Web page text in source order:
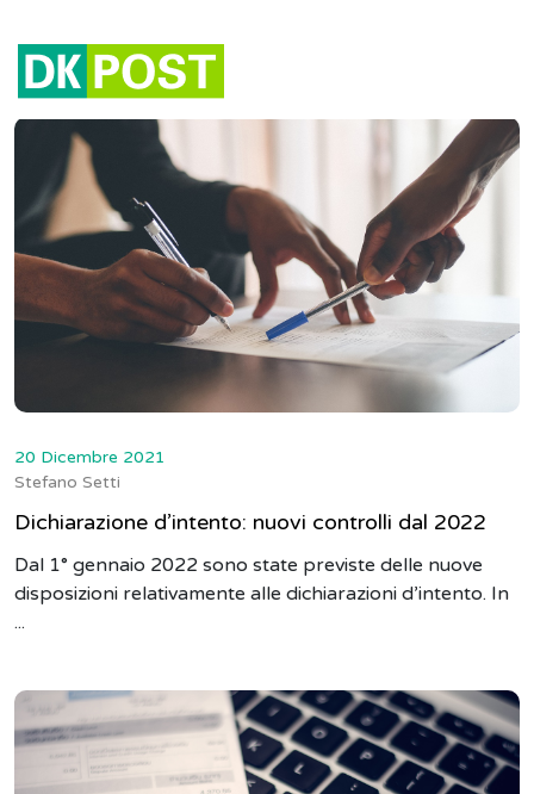
Tag:dichiarazioni di intento
20 Dicembre 2021
Stefano Setti
Dichiarazione d’intento: nuovi controlli dal 2022
Dal 1° gennaio 2022 sono state previste delle nuove
disposizioni relativamente alle dichiarazioni d’intento. In
...